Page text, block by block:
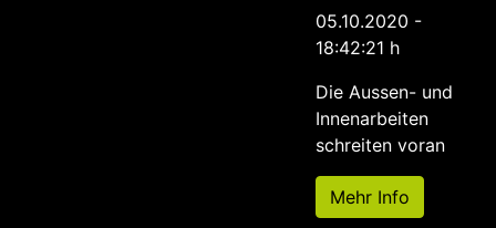
05.10.2020 -
18:42:21 h
Die Aussen- und
Innenarbeiten
schreiten voran
Mehr Info